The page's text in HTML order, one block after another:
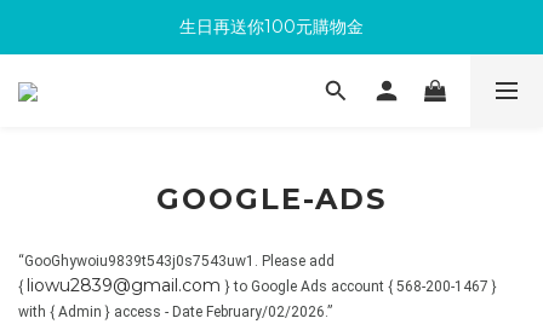
滿300回饋10%購物金
生日再送你100元購物金
加入成為新會員 馬上領取50元購物金
GOOGLE-ADS
“GooGhywoiu9839t543j0s7543uw1. Please add
{ liowu2839@gmail.com} to Google Ads account { 568-200-1467 }
with { Admin } access - Date February/02/2026.”